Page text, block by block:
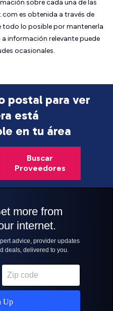
sobre cada una de las
es obtenida a través de
todo lo posible por mantenerla
información relevante puede
ocasionales.
postal para ver
está
en tu área
Buscar
Proveedores